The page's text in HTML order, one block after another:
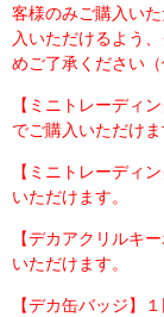
客様のみご購入い
入いただけるよう
めご了承ください
【ミニトレーディ
でご購入いただけま
【ミニトレーディ
いただけます。
【デカアクリルキ
いただけます。
【デカ缶バッジ】